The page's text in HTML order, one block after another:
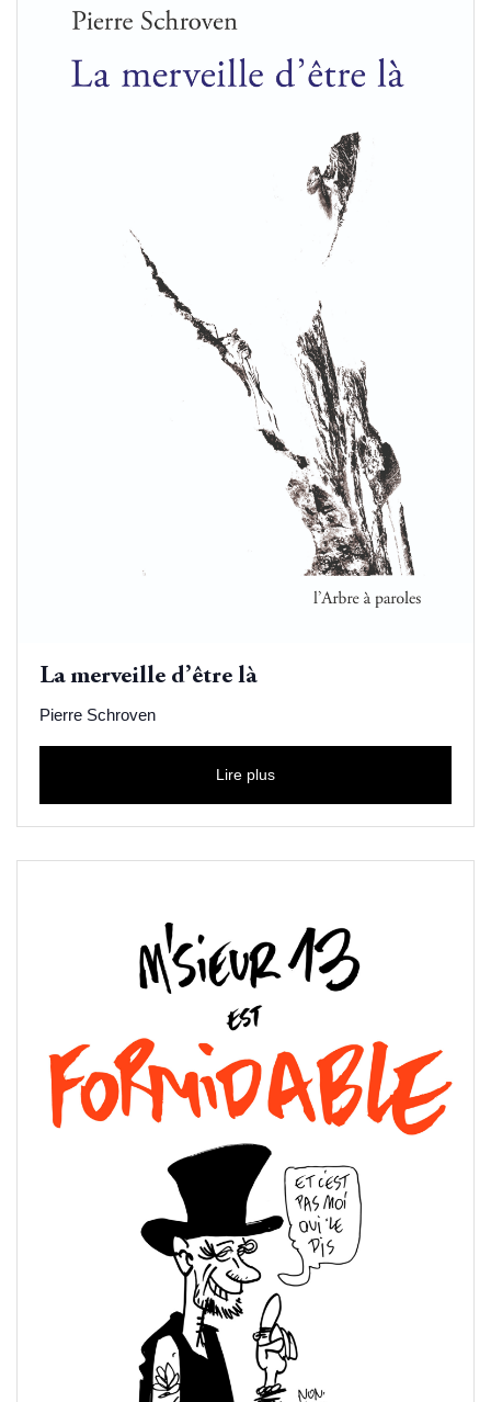
La merveille d’être là
Pierre Schroven
Lire plus